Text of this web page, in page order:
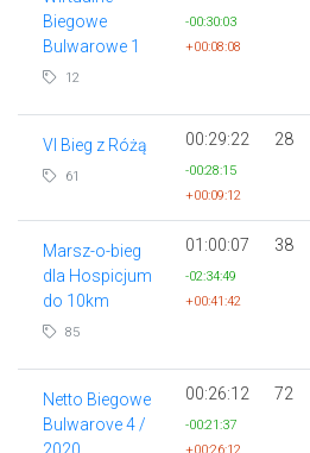
Biegowe
Bulwarowe 1
12
-00:30:03
+00:08:08
VI Bieg z Różą
61
00:29:22
-00:28:15
+00:09:12
28
Marsz-o-bieg
dla Hospicjum
do 10km
85
01:00:07
-02:34:49
+00:41:42
38
Netto Biegowe
Bulwarove 4 /
2020
00:26:12
-00:21:37
+00:26:12
72